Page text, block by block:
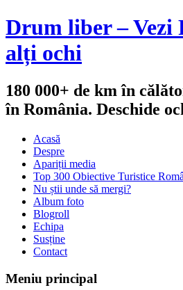
Drum liber – Vezi
alți ochi
180 000+ de km în
în România. Deschide
Acasă
Despre
Apariții media
Top 300 Obiective Turistice
Nu știi unde să mergi?
Album foto
Blogroll
Echipa
Susține
Contact
Meniu principal